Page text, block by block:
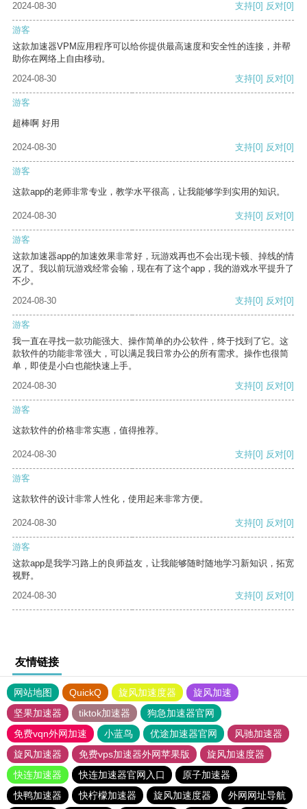
2024-08-30 支持[0] 反对[0]
游客
这款加速器VPM应用程序可以给你提供最高速度和安全性的连接，并帮
助你在网络上自由移动。
2024-08-30
支持[0] 反对[0]
游客
超棒啊 好用
2024-08-30 支持[0] 反对[0]
游客
这款app的老师非常专业，教学水平很高，让我能够学到实用的知识。
2024-08-30 支持[0] 反对[0]
游客
这款加速器app的加速效果非常好，玩游戏再也不会出现卡顿、掉线的情
况了。我以前玩游戏经常会输，现在有了这个app，我的游戏水平提升了
不少。
2024-08-30
支持[0] 反对[0]
游客
我一直在寻找一款功能强大、操作简单的办公软件，终于找到了它。这
款软件的功能非常强大，可以满足我日常办公的所有需求。操作也很简
单，即使是小白也能快速上手。
2024-08-30
支持[0] 反对[0]
游客
这款软件的价格非常实惠，值得推荐。
2024-08-30 支持[0] 反对[0]
游客
这款软件的设计非常人性化，使用起来非常方便。
2024-08-30 支持[0] 反对[0]
游客
这款app是我学习路上的良师益友，让我能够随时随地学习新知识，拓宽
视野。
2024-08-30
支持[0] 反对[0]
友情链接
网站地图 QuickQ 旋风加速度器
旋风加速
坚果加速器
tiktok加速器
狗急加速器官网
免费vqn外网加速
小蓝鸟 优途加速器官网
风驰加速器
旋风加速器
免费vps加速器外网苹果版
旋风加速度器
快连加速器
快连加速器官网入口
原子加速器
快鸭加速器
快柠檬加速器 旋风加速度器 外网网址导航